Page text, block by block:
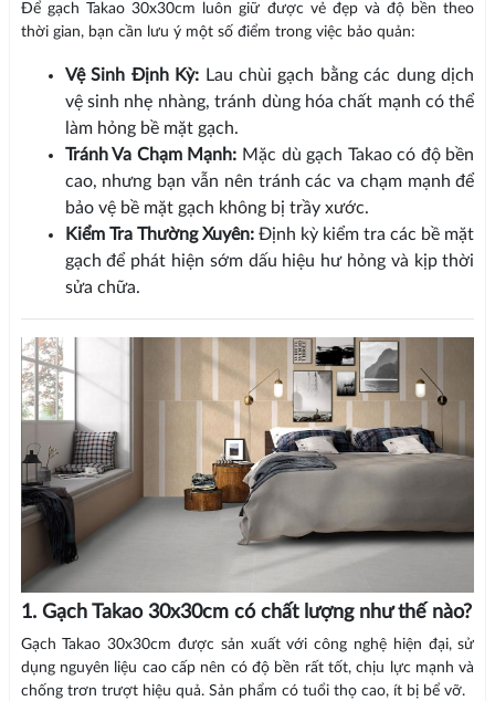
Để gạch Takao 30x30cm luôn giữ được vẻ đẹp và độ bền theo
thời gian, bạn cần lưu ý một số điểm trong việc bảo quản:
Vệ Sinh Định Kỳ: Lau chùi gạch bằng các dung dịch
vệ sinh nhẹ nhàng, tránh dùng hóa chất mạnh có thể
làm hỏng bề mặt gạch.
Tránh Va Chạm Mạnh: Mặc dù gạch Takao có độ bền
cao, nhưng bạn vẫn nên tránh các va chạm mạnh để
bảo vệ bề mặt gạch không bị trầy xước.
Kiểm Tra Thường Xuyên:Định kỳ kiểm tra các bề mặt
gạch để phát hiện sớm dấu hiệu hư hỏng và kịp thời
sửa chữa.
1. Gạch Takao 30x30cm có chất lượng như thế nào?
Gạch Takao 30x30cm được sản xuất với công nghệ hiện đại, sử
dụng nguyên liệu cao cấp nên có độ bền rất tốt, chịu lực mạnh và
chống trơn trượt hiệu quả. Sản phẩm có tuổi thọ cao, ít bị bể vỡ.